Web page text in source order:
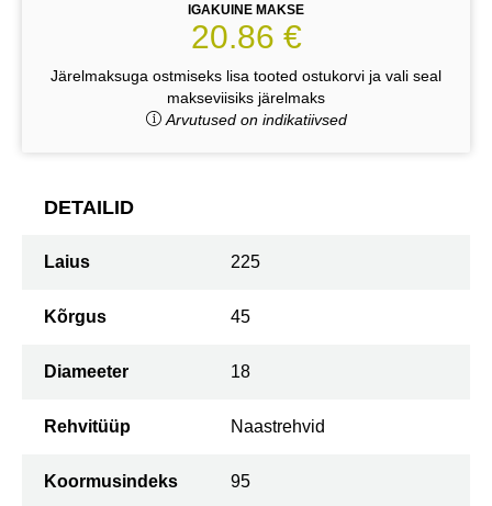
IGAKUINE MAKSE
20.86 €
Järelmaksuga ostmiseks lisa tooted ostukorvi ja vali seal
makseviisiks järelmaks
Arvutused on indikatiivsed
DETAILID
Laius 225
Kõrgus 45
Diameeter 18
Rehvitüüp Naastrehvid
Koormusindeks 95